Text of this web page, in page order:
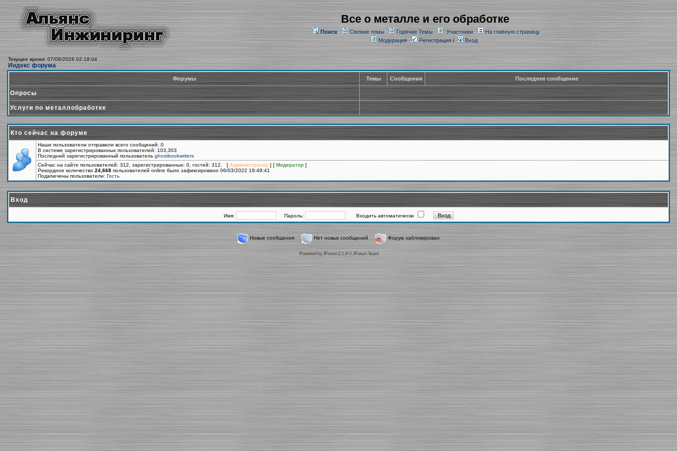
Все о металле и его обработке
Поиск Свежие темы Горячие Темы Участники
На главную страницу
Модерация
Регистрация/ Вход
Текущее время: 07/08/2026 02:18:04
Индекс форума
Форумы Темы Сообщения Последнее сообщение
Опросы
Услуги по металлобработке
Кто сейчас на форуме
Наши пользователи отправили всего сообщений: 0
В системе зарегистрированных пользователей: 103,303
Последний зарегистрированный пользователь ghostbookwriters
Сейчас на сайте пользователей: 312, зарегистрированных: 0, гостей: 312. [ Администратор ] [ Модератор ]
Рекордное количество 24,668 пользователей online было зафиксировано 06/03/2022 19:49:41
Подключены пользователи: Гость
Вход
Имя: Пароль: Входить автоматически
Новые сообщения Нет новых сообщений Форум заблокирован
Powered byJForum 2.1.9©JForum Team